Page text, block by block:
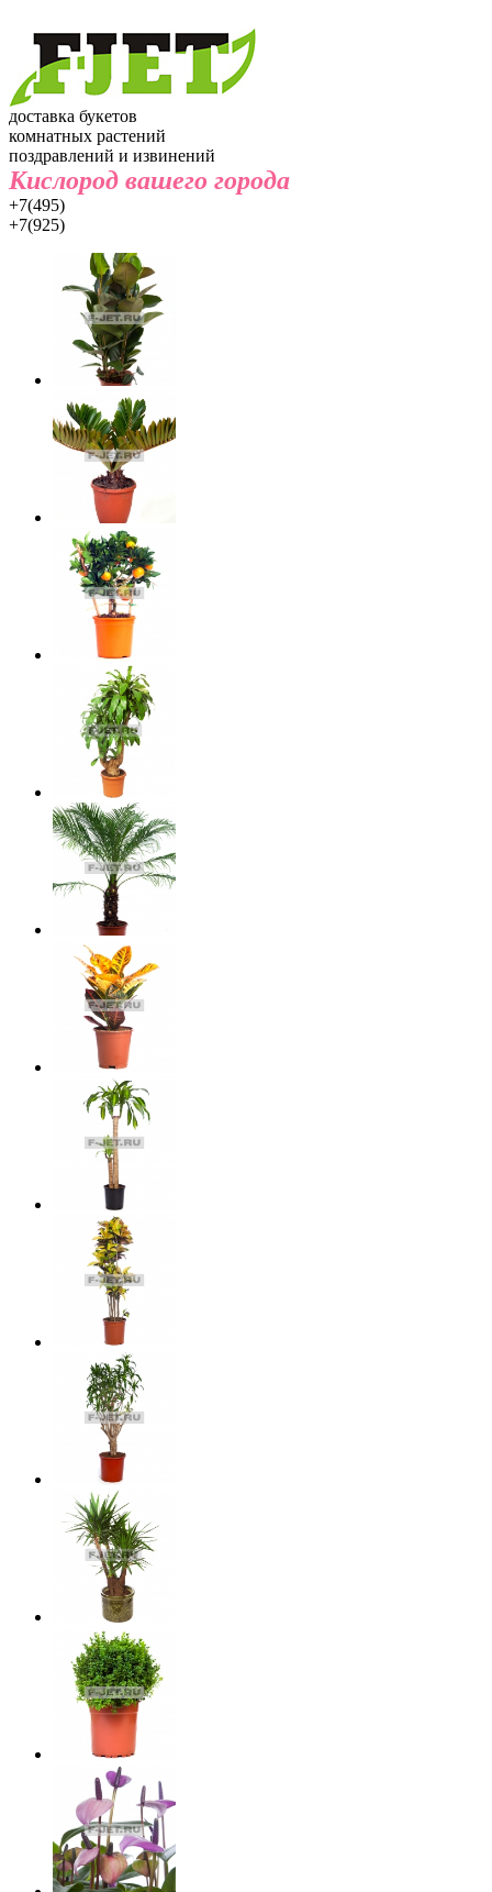
доставка букетов
комнатных растений
поздравлений и извинений
Кислород вашего города
+7(495)
+7(925)